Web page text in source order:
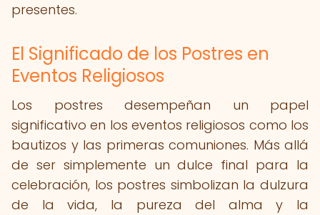
presentes.
El Significado de los Postres en
Eventos Religiosos
Los postres desempeñan un papel
significativo en los eventos religiosos como los
bautizos y las primeras comuniones. Más allá
de ser simplemente un dulce final para la
celebración, los postres simbolizan la dulzura
de la vida, la pureza del alma y la